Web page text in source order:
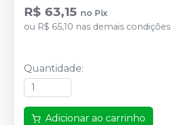
R$ 63,15 no Pix
ou R$ 65,10 nas demais condições
Quantidade:
Adicionar ao carrinho